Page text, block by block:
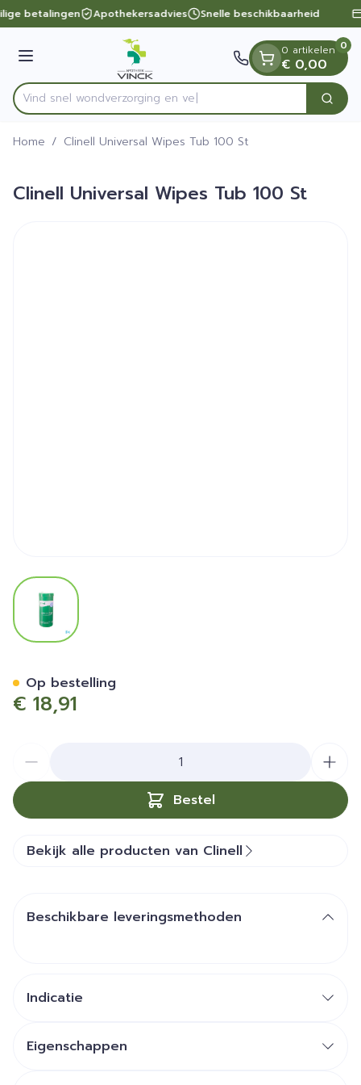
Ga naar de inhoud
1 van 1
betalingen Apothekersadvies Snelle beschikbaarheid
Menu
Product, merk, categorie...
Vind snel wondverzorgi Zoek
0 artikelen
€ 0,00
0
Home / Clinell Universal Wipes Tub 100 St
Clinell Universal Wipes Tub 100 St
View larger image
€ 18,91
Bestel
Op bestelling
Bekijk alle producten van Clinell
Beschikbare leveringsmethoden
Indicatie
Eigenschappen